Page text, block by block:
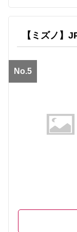
【ミズノ】
No.5